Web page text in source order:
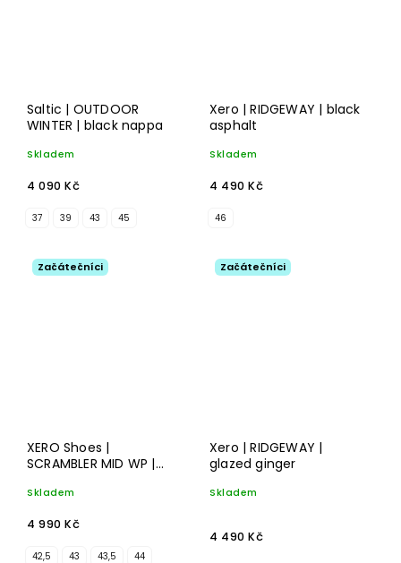
Saltic | OUTDOOR
WINTER | black nappa
Skladem
4 090 Kč
37 39 43 45
Xero | RIDGEWAY | black
asphalt
Skladem
4 490 Kč
46
Začátečníci
XERO Shoes |
SCRAMBLER MID WP |
Skladem
4 990 Kč
42,5 43 43,5 44
Začátečníci
Xero | RIDGEWAY |
glazed ginger
Skladem
4 490 Kč